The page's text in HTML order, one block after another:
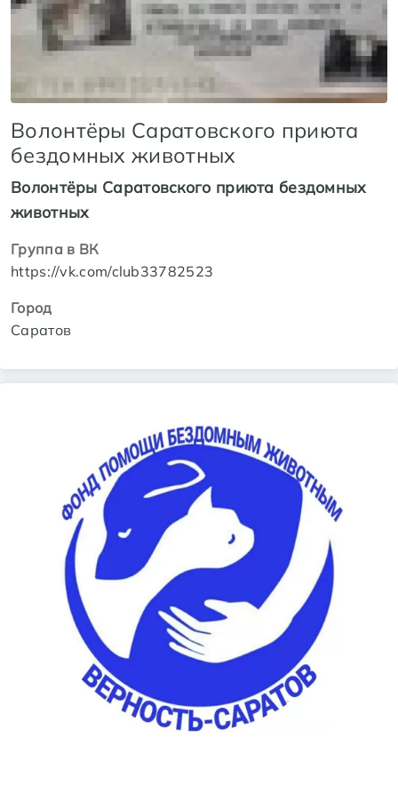
Волонтёры Саратовского приюта
бездомных животных
Волонтёры Саратовского приюта бездомных
животных
Группа в ВК
https://vk.com/club33782523
Город
Саратов